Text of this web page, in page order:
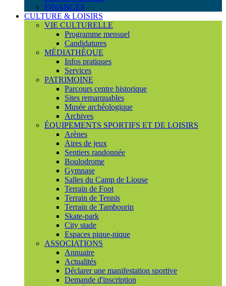
FINANCES
CULTURE & LOISIRS
VIE CULTURELLE
Programme mensuel
Candidatures
MÉDIATHÈQUE
Infos pratiques
Services
PATRIMOINE
Parcours centre historique
Sites remarquables
Musée archéologique
Archives
ÉQUIPEMENTS SPORTIFS ET DE LOISIRS
Arènes
Aires de jeux
Sentiers randonnée
Boulodrome
Gymnase
Salles du Camp de Liouse
Terrain de Foot
Terrain de Tennis
Terrain de Tambourin
Skate-park
City stade
Espaces pique-nique
ASSOCIATIONS
Annuaire
Actualités
Déclarer une manifestation sportive
Demande d'inscription